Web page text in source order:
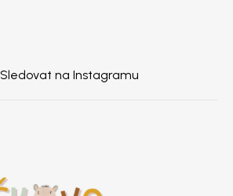
Sledovat na Instagramu